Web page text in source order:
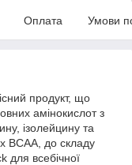
Оплата Умови
продукт, що
амінокислот з
ізолейцину та
BCAA, до складу
для всебічної